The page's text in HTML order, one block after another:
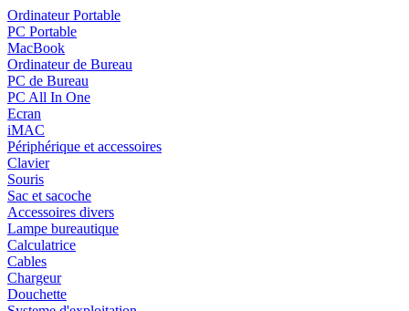
Ordinateur Portable
PC Portable
MacBook
Ordinateur de Bureau
PC de Bureau
PC All In One
Ecran
iMAC
Périphérique et accessoires
Clavier
Souris
Sac et sacoche
Accessoires divers
Lampe bureautique
Calculatrice
Cables
Chargeur
Douchette